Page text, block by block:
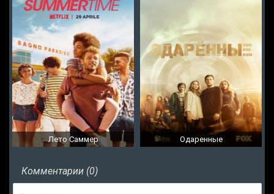
Лето Саммер Одаренные
Комментарии (0)